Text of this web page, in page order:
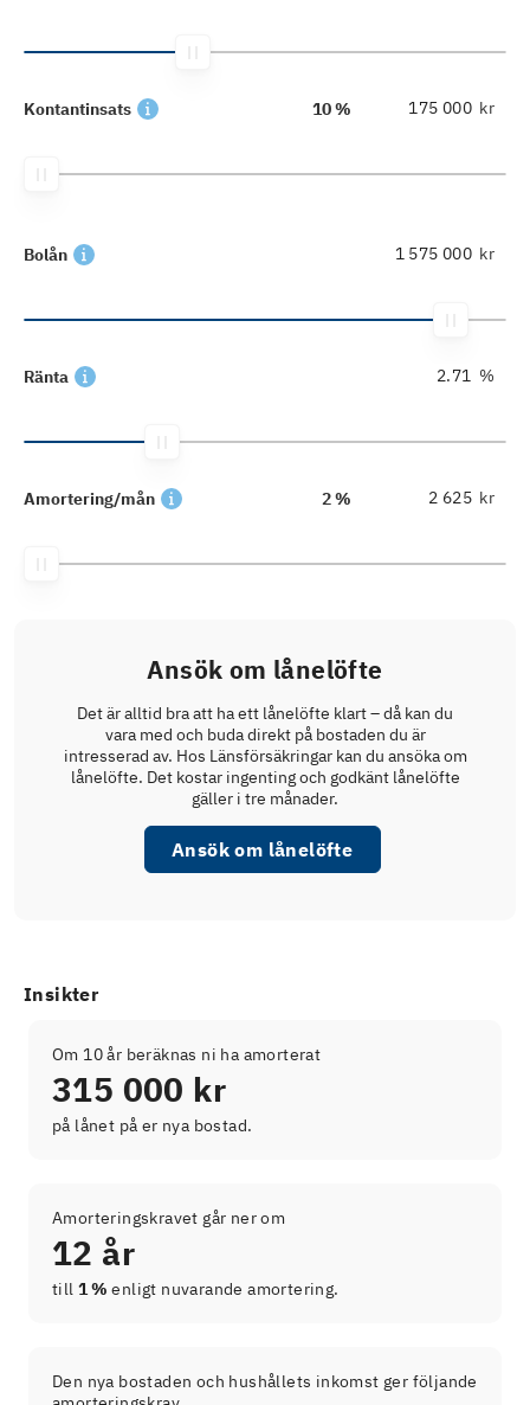
Kontantinsats 10 % kr
Bolån kr
Ränta %
Amortering/mån 2 % kr
Ansök om lånelöfte
Det är alltid bra att ha ett lånelöfte klart – då kan du
vara med och buda direkt på bostaden du är
intresserad av. Hos Länsförsäkringar kan du ansöka om
lånelöfte. Det kostar ingenting och godkänt lånelöfte
gäller i tre månader.
Ansök om lånelöfte
Insikter
Om 10 år beräknas ni ha amorterat
315 000 kr
på lånet på er nya bostad.
Amorteringskravet går ner om
12 år
till 1 % enligt nuvarande amortering.
Den nya bostaden och hushållets inkomst ger följande